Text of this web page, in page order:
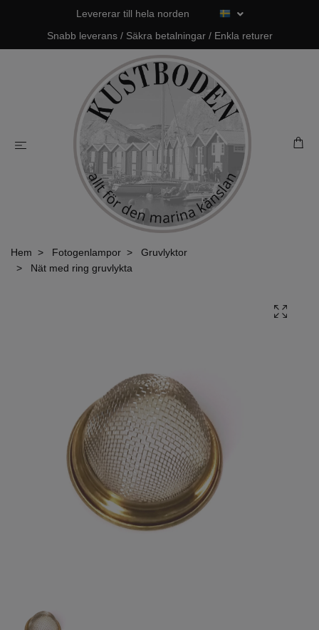
Levererar till hela norden
Snabb leverans / Säkra betalningar / Enkla returer
Hem Fotogenlampor
Gruvlyktor
Nät med ring gruvlykta